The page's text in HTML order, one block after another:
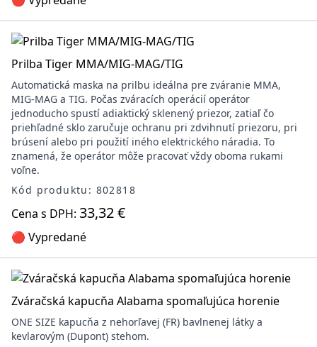
Prilba Tiger MMA/MIG-MAG/TIG
Automatická maska na prilbu ideálna pre zváranie MMA,
MIG-MAG a TIG. Počas zváracích operácií operátor
jednoducho spustí adiaktický sklenený priezor, zatiaľ čo
priehľadné sklo zaručuje ochranu pri zdvihnutí priezoru, pri
brúsení alebo pri použití iného elektrického náradia. To
znamená, že operátor môže pracovať vždy oboma rukami
voľne.
Kód produktu: 802818
Cena s DPH: 33,32 €
🔴 Vypredané
Zváračská kapucňa Alabama spomaľujúca horenie
ONE SIZE kapucňa z nehorľavej (FR) bavlnenej látky a
kevlarovým (Dupont) stehom.